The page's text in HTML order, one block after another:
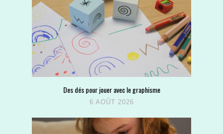
Des dés pour jouer avec le graphisme
6 AOÛT 2026